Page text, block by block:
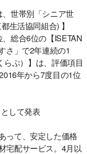
世帯別「シニア世
生活協同組合) 】
総合6位の【ISETAN
さ」で2年連続の1
ぶ）】は、評価項目
年から7度目の1位
して発表
って、安定した価格
宅配サービス。4月以